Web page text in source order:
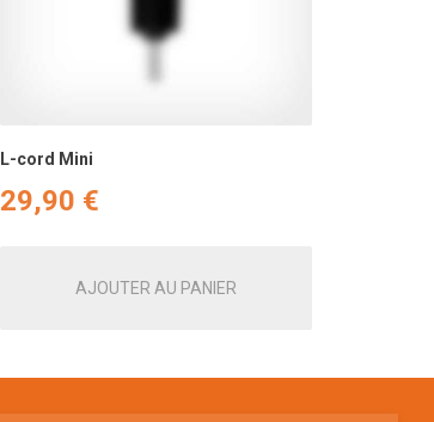
L-cord Mini
29,90 €
AJOUTER AU PANIER